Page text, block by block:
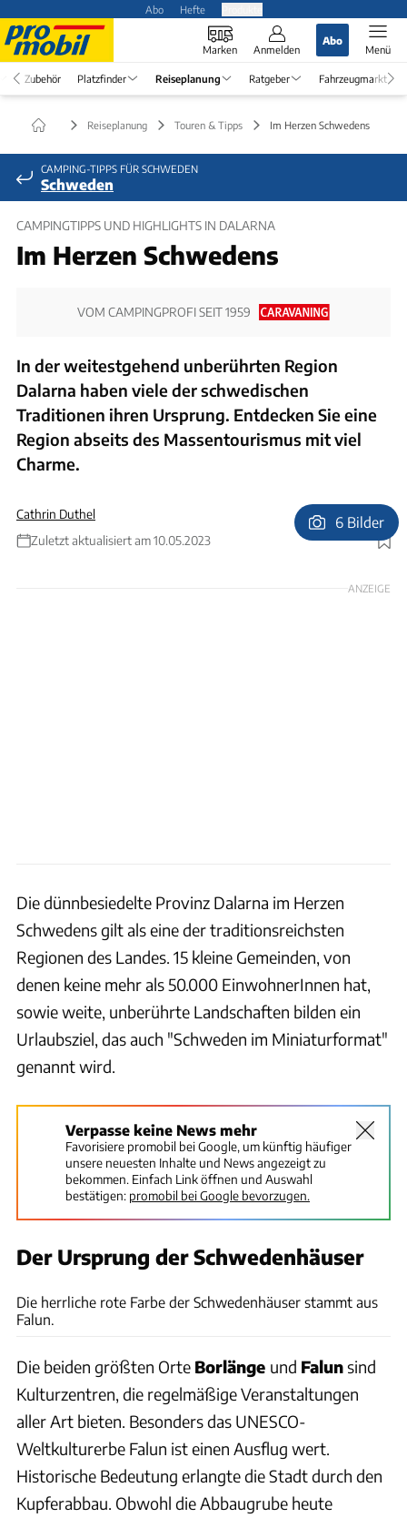
Abo Hefte
Marken Anmelden
Abo
Menü
Zubehör Platzfinder Reiseplanung Ratgeber Fahrzeugmarkt
Reiseplanung Touren & Tipps Im Herzen Schwedens
CAMPING-TIPPS FÜR SCHWEDEN
Schweden
CAMPINGTIPPS UND HIGHLIGHTS IN DALARNA
Im Herzen Schwedens
VOM CAMPINGPROFI SEIT 1959
In der weitestgehend unberührten Region
Dalarna haben viele der schwedischen
Traditionen ihren Ursprung. Entdecken Sie eine
Region abseits des Massentourismus mit viel
Charme.
Cathrin Duthel
Zuletzt aktualisiert am 10.05.2023
Foto: Per Bifrost/imagebank.sweden.se
6 Bilder
ANZEIGE
Die dünnbesiedelte Provinz Dalarna im Herzen
Schwedens gilt als eine der traditionsreichsten
Regionen des Landes. 15 kleine Gemeinden, von
denen keine mehr als 50.000 EinwohnerInnen hat,
sowie weite, unberührte Landschaften bilden ein
Urlaubsziel, das auch "Schweden im Miniaturformat"
genannt wird.
Verpasse keine News mehr
Favorisiere promobil bei Google, um künftig häufiger
unsere neuesten Inhalte und News angezeigt zu
bekommen. Einfach Link öffnen und Auswahl
bestätigen: promobil bei Google bevorzugen.
Der Ursprung der Schwedenhäuser
Synšve Borlaug Dufva/imagebank.sweden.se
Die herrliche rote Farbe der Schwedenhäuser stammt aus
Falun.
Die beiden größten Orte Borlänge und Falunsind
Kulturzentren, die regelmäßige Veranstaltungen
aller Art bieten. Besonders das UNESCO-
Weltkulturerbe Falun ist einen Ausflug wert.
Historische Bedeutung erlangte die Stadt durch den
Kupferabbau. Obwohl die Abbaugrube heute